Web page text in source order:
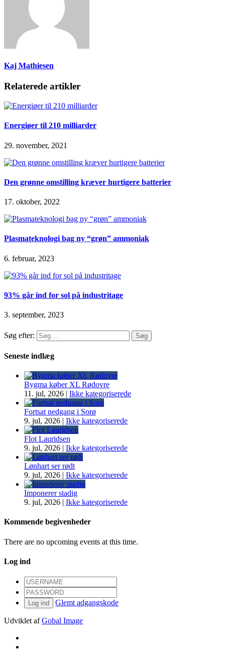
Kaj Mathiesen
Relaterede artikler
Energiøer til 210 milliarder
29. november, 2021
Den grønne omstilling kræver hurtigere batterier
17. oktober, 2022
Plasmateknologi bag ny “grøn” ammoniak
6. februar, 2023
93% går ind for sol på industritage
3. september, 2023
Søg efter:
Seneste indlæg
Bygma køber XL Rødovre
11. jul, 2026 | Ikke kategoriserede
Fortsat nedgang i Sorø
9. jul, 2026 | Ikke kategoriserede
Flot Lauridsen
9. jul, 2026 | Ikke kategoriserede
Lønhart ser rødt
9. jul, 2026 | Ikke kategoriserede
Imponerer stadig
9. jul, 2026 | Ikke kategoriserede
Kommende begivenheder
There are no upcoming events at this time.
Log ind
Log ind Glemt adgangskode
Udviklet afGobal Image